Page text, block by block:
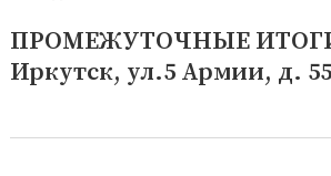
записям
Предыдущая
запись:
ПРОМЕЖУТОЧНЫЕ
Иркутск, ул.5 Армии, д. 55